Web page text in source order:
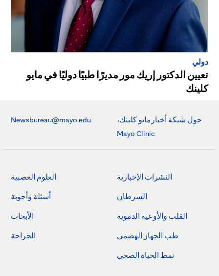
دولي
تعيين الدكتور إريك مور مديرًا طبيًا دوليًا في مايو
كلينك
حول شبكة أخبارمايو كلينك،
Mayo Clinic
Newsbureau@mayo.edu
النشرات الإخبارية
السرطان
القلب والأوعية الدموية
طب الجهاز الهضمي
نمط الحياة الصحي
العلوم العصبية
أسئلة وأجوبة
الأبحاث
الجراحة